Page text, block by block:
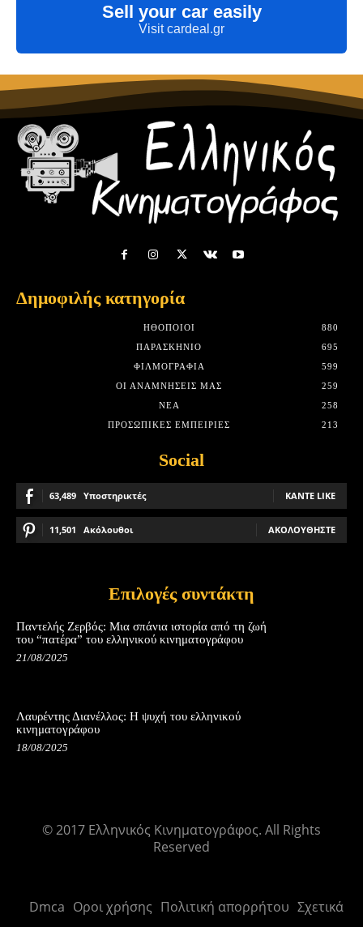
Sell your car easily
Visit cardeal.gr
Δημοφιλής κατηγορία
HΘΟΠΟΙΟΊ
880
ΠΑΡΑΣΚΉΝΙΟ
695
ΦΙΛΜΟΓΡΑΦΊΑ
599
ΟΙ ΑΝΑΜΝΉΣΕΙΣ ΜΑΣ
259
ΝΈΑ
258
ΠΡΟΣΩΠΙΚΈΣ ΕΜΠΕΙΡΊΕΣ
213
Social
63,489 Υποστηρικτές ΚΆΝΤΕ LIKE
11,501 Ακόλουθοι ΑΚΟΛΟΥΘΉΣΤΕ
Επιλογές συντάκτη
Παντελής Ζερβός: Μια σπάνια ιστορία από τη ζωή
του “πατέρα” του ελληνικού κινηματογράφου
21/08/2025
Λαυρέντης Διανέλλος: Η ψυχή του ελληνικού
κινηματογράφου
18/08/2025
© 2017 Ελληνικός Κινηματογράφος. All Rights
Reserved
Dmca Οροι χρήσης Πολιτική απορρήτου Σχετικά